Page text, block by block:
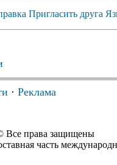
Пригласить друга
· Реклама
Все права защищены
часть